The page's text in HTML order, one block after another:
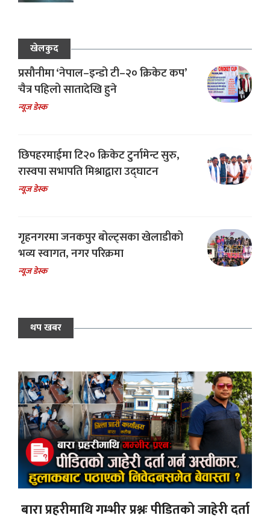
खेलकुद
प्रसौनीमा ‘नेपाल–इन्डो टी–२० क्रिकेट कप’
चैत्र पहिलो सातादेखि हुने
न्यूज डेस्क
छिपहरमाईमा टि२० क्रिकेट टुर्नामेन्ट सुरु,
रास्वपा सभापति मिश्राद्वारा उद्घाटन
न्यूज डेस्क
गृहनगरमा जनकपुर बोल्ट्सका खेलाडीको
भव्य स्वागत, नगर परिक्रमा
न्यूज डेस्क
थप खबर
बारा प्रहरीमाथि गम्भीर प्रश्नः पीडितको जाहेरी दर्ता